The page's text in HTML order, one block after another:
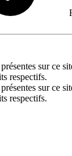
sur ce
respectifs.
sur ce
respectifs.